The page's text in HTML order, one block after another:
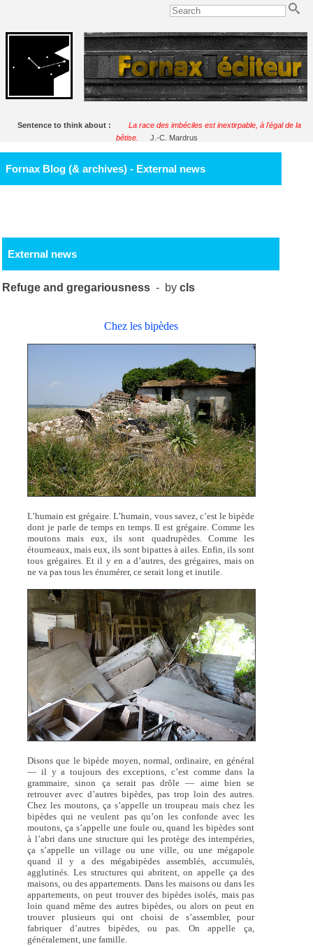
Sentence to think about :
La race des imbéciles est inextirpable, à l'égal de la
bêtise.
J.-C. Mardrus
Fornax Blog (& archives) - External news
External news
Refuge and gregariousness - bycls
Chez les bipèdes
L’humain est grégaire. L’humain, vous savez, c’est le bipède
dont je parle de temps en temps. Il est grégaire. Comme les
moutons mais eux, ils sont quadrupèdes. Comme les
étourneaux, mais eux, ils sont bipattes à ailes. Enfin, ils sont
tous grégaires. Et il y en a d’autres, des grégaires, mais on
ne va pas tous les énumérer, ce serait long et inutile.
Disons que le bipède moyen, normal, ordinaire, en général
— il y a toujours des exceptions, c’est comme dans la
grammaire, sinon ça serait pas drôle — aime bien se
retrouver avec d’autres bipèdes, pas trop loin des autres.
Chez les moutons, ça s’appelle un troupeau mais chez les
bipèdes qui ne veulent pas qu’on les confonde avec les
moutons, ça s’appelle une foule ou, quand les bipèdes sont
à l’abri dans une structure qui les protège des intempéries,
ça s’appelle un village ou une ville, ou une mégapole
quand il y a des mégabipèdes assemblés, accumulés,
agglutinés. Les structures qui abritent, on appelle ça des
maisons, ou des appartements. Dans les maisons ou dans les
appartements, on peut trouver des bipèdes isolés, mais pas
loin quand même des autres bipèdes, ou alors on peut en
trouver plusieurs qui ont choisi de s’assembler, pour
fabriquer d’autres bipèdes, ou pas. On appelle ça,
généralement, une famille.